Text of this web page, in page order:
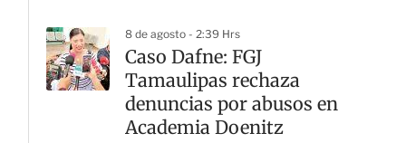
8 de agosto - 2:39 Hrs
Caso Dafne: FGJ
Tamaulipas rechaza
denuncias por abusos en
Academia Doenitz